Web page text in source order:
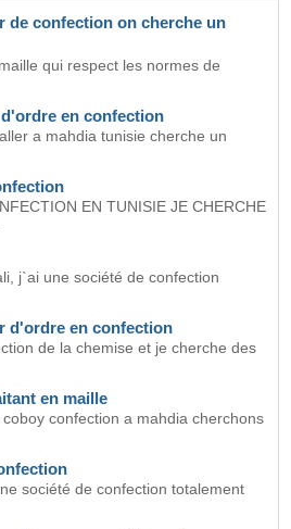
de confection on cherche un
qui respect les normes de
en confection
a mahdia tunisie cherche un
EN TUNISIE JE CHERCHE
j`ai une société de confection
d'ordre en confection
de la chemise et je cherche des
en maille
confection a mahdia cherchons
société de confection totalement